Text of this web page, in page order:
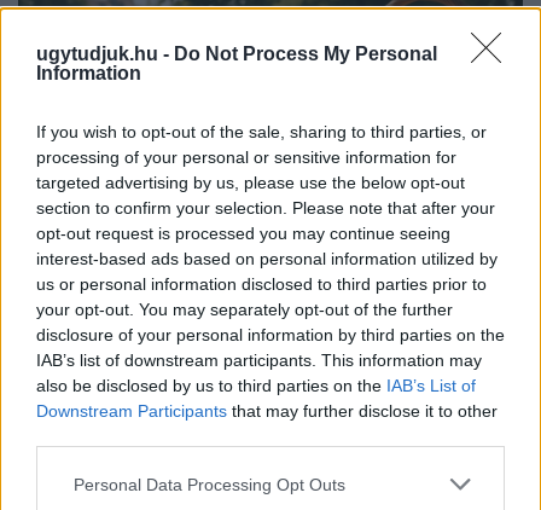
ugytudjuk.hu - Do Not Process My Personal
Information
If you wish to opt-out of the sale, sharing to third parties, or
processing of your personal or sensitive information for
targeted advertising by us, please use the below opt-out
section to confirm your selection. Please note that after your
opt-out request is processed you may continue seeing
interest-based ads based on personal information utilized by
us or personal information disclosed to third parties prior to
your opt-out. You may separately opt-out of the further
disclosure of your personal information by third parties on the
IAB’s list of downstream participants. This information may
also be disclosed by us to third parties on the IAB’s List of
Downstream Participants that may further disclose it to other
Please note that this website/app uses one or more Google
Personal Data Processing Opt Outs
PIKNIK ITALOK: ÍZEK ÉS ÉLMÉNYEK A SZABADBAN
Ahogy tavaszodik és a nap egyre tovább marad velünk, sokaknak
támad kedve kirándulni a természetbe.
Szólj hozzá!